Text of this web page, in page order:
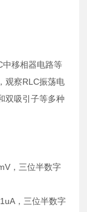
中移相器电路等
观察RLC振荡电
双吸引子等多种
，三位半数字
，三位半数字